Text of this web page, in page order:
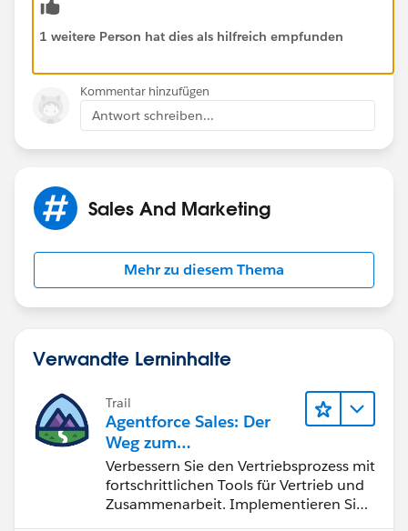
1 weitere Person hat dies als hilfreich empfunden
Kommentar hinzufügen
Antwort schreiben...
Sales And Marketing
Mehr zu diesem Thema
Verwandte Lerninhalte
Trail
Agentforce Sales: Der
Weg zum
Vertriebsspezialisten
Verbessern Sie den Vertriebsprozess mit
fortschrittlichen Tools für Vertrieb und
Zusammenarbeit. Implementieren Sie